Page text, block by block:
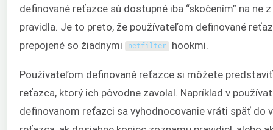
definované reťazce sú dostupné iba “skočením” na ne
pravidla. Je to preto, že používateľom definované
prepojené so žiadnymi
netfilter hookmi.
Používateľom definované reťazce si môžete
reťazca, ktorý ich pôvodne zavolal. Napríklad v
definovanom reťazci sa vyhodnocovanie vráti späť do